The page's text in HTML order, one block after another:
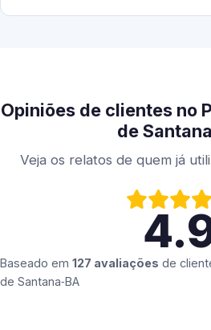
Opiniões de clientes no
de
Veja os relatos de quem já
Baseado em 127 avaliações de
de Santana‑BA